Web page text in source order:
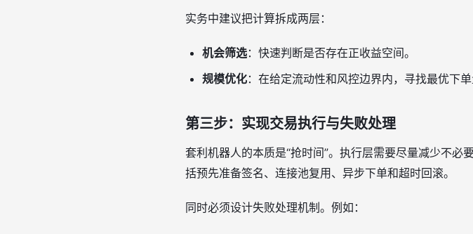
实务中建议把计算拆成两层：
机会筛选：快速判断是否存在正收益空间。
规模优化：在给定流动性和风控边界内，寻找最优下单
第三步：实现交易执行与失败处理
套利机器人的本质是“抢时间”。执行层需要尽量减少不
括预先准备签名、连接池复用、异步下单和超时回滚。
同时必须设计失败处理机制。例如：